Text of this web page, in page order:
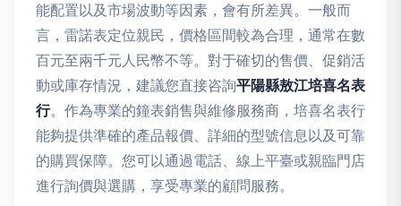
能配置以及市場波動等因素，會有所差異。一般而
言，雷諾表定位親民，價格區間較為合理，通常在數
百元至兩千元人民幣不等。對于確切的售價、促銷活
動或庫存情況，建議您直接咨詢平陽縣敖江培喜名表
行。作為專業的鐘表銷售與維修服務商，培喜名表行
能夠提供準確的產品報價、詳細的型號信息以及可靠
的購買保障。您可以通過電話、線上平臺或親臨門店
進行詢價與選購，享受專業的顧問服務。